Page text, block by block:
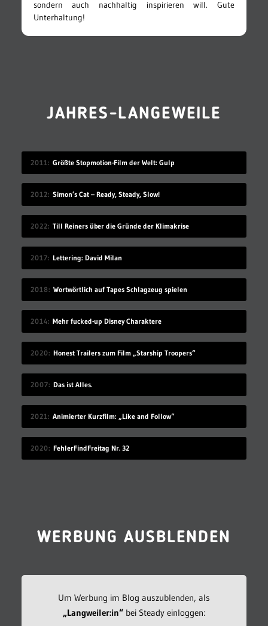
sondern auch nachhaltig inspirieren will. Gute
Unterhaltung!
JAHRES-LANGEWEILE
2011 Größte Stopmotion-Film der Welt: Gulp
2012 Simon’s Cat – Ready, Steady, Slow!
2022 Till Reiners über die Gründe der Klimakrise
2017 Lettering: David Milan
2018 Wortwörtlich auf Tapes Schlagzeug spielen
2014 Mehr fucked-up Disney Charaktere
2020 Honest Trailers zum Film „Starship Troopers“
2007 Das ist Alles.
2021 Animierter Kurzfilm: „Like and Follow“
2020 FehlerFindFreitag Nr. 32
WERBUNG AUSBLENDEN
Um Werbung im Blog auszublenden, als
„Langweiler:in“bei Steady einloggen: